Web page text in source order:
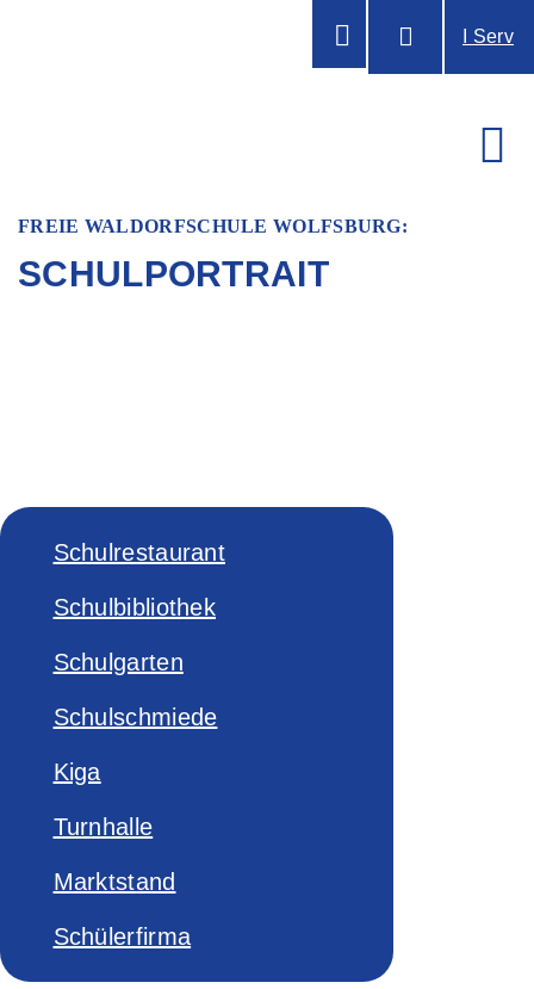
I Serv
FREIE WALDORFSCHULE WOLFSBURG:
SCHULPORTRAIT
Schulrestaurant
Schulbibliothek
Schulgarten
Schulschmiede
Kiga
Turnhalle
Marktstand
Schülerfirma